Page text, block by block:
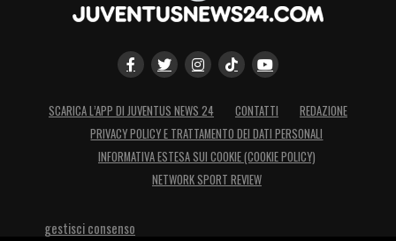
SCARICA L’APP DI JUVENTUS NEWS 24 CONTATTI
REDAZIONE
PRIVACY POLICY E TRATTAMENTO DEI DATI PERSONALI
INFORMATIVA ESTESA SUI COOKIE (COOKIE POLICY)
NETWORK SPORT REVIEW
gestisci consenso